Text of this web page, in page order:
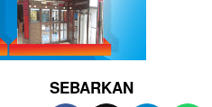
SEBARKAN